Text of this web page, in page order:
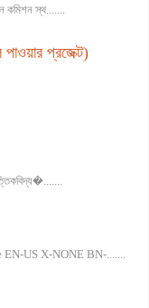
কমিশন স্থ.......
পাওয়ার প্রজেক্ট)
EN-US X-NONE BN-.......